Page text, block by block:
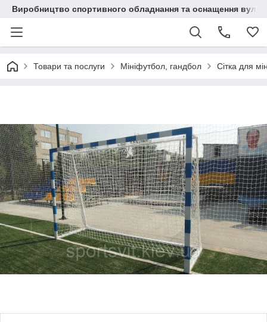
Виробництво спортивного обладнання та оснащення
Товари та послуги Мініфутбол, гандбол Сітка для